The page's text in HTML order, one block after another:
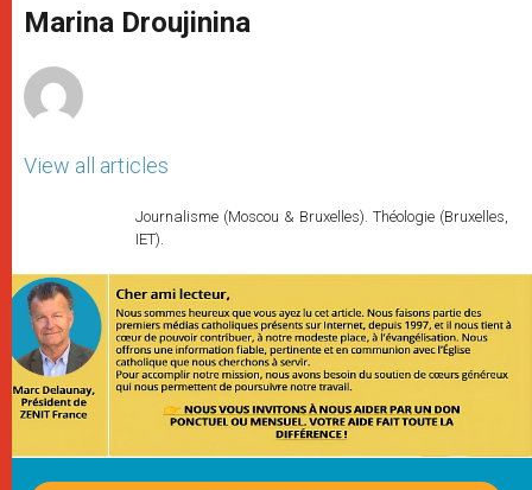
p
p
g
e
o
k
r
Marina Droujinina
View all articles
Journalisme (Moscou & Bruxelles). Théologie (Bruxelles,
IET).